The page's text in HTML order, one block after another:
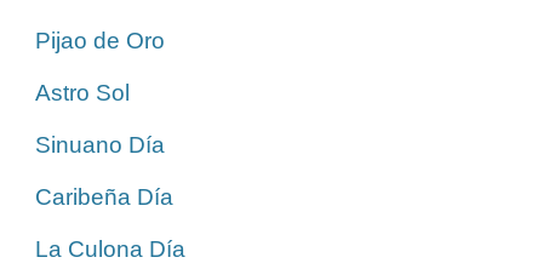
Pijao de Oro
Astro Sol
Sinuano Día
Caribeña Día
La Culona Día